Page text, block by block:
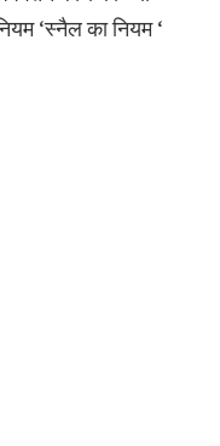
‘स्नैल का नियम ‘